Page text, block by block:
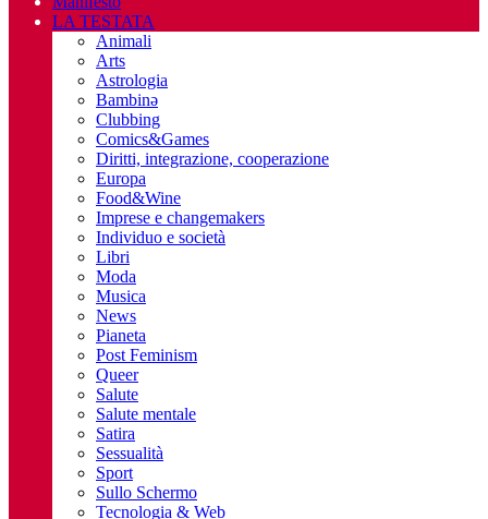
LA TESTATA
Animali
Arts
Astrologia
Bambinə
Clubbing
Comics&Games
Diritti, integrazione, cooperazione
Europa
Food&Wine
Imprese e changemakers
Individuo e società
Libri
Moda
Musica
News
Pianeta
Post Feminism
Queer
Salute
Salute mentale
Satira
Sessualità
Sport
Sullo Schermo
Tecnologia & Web